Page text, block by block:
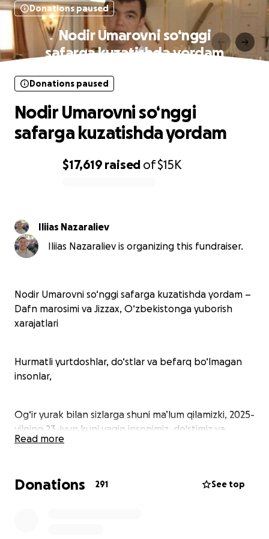
Donations paused
Nodir Umarovni so‘nggi
safarga kuzatishda yordam
$17,619 raised of$15K
Donations paused
Nodir Umarovni so‘nggi
safarga kuzatishda yordam
Iliias Nazaraliev
Iliias Nazaraliev is organizing this fundraiser.
Nodir Umarovni so‘nggi safarga kuzatishda yordam –
Dafn marosimi va Jizzax, O‘zbekistonga yuborish
xarajatlari
Hurmatli yurtdoshlar, do‘stlar va befarq bo‘lmagan
insonlar,
Og‘ir yurak bilan sizlarga shuni ma’lum qilamizki, 2025-
yilning 23-iyun kuni yaqin insonimiz, do‘stimiz va
yurtdoshimiz Nodir Umarov yo‘l-transport hodisasi
Read more
Donations 291 See top